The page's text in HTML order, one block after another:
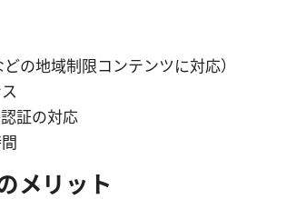
の地域制限コンテンツに対応）
証の対応
メリット